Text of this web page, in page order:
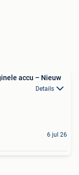
accu – Nieuw
Details
6 jul 26